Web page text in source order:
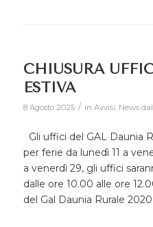
CHIUSURA
ESTIVA
8 Agosto 2025 / in Avvisi, News
Gli uffici del GAL Daunia
per ferie da lunedì 11 a
a venerdì 29, gli uffici
dalle ore 10.00 alle ore
del Gal Daunia Rurale 2020